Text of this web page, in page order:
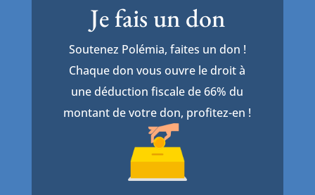
Je fais un don
Soutenez Polémia, faites un don !
Chaque don vous ouvre le droit à
une déduction fiscale de 66% du
montant de votre don, profitez-en !